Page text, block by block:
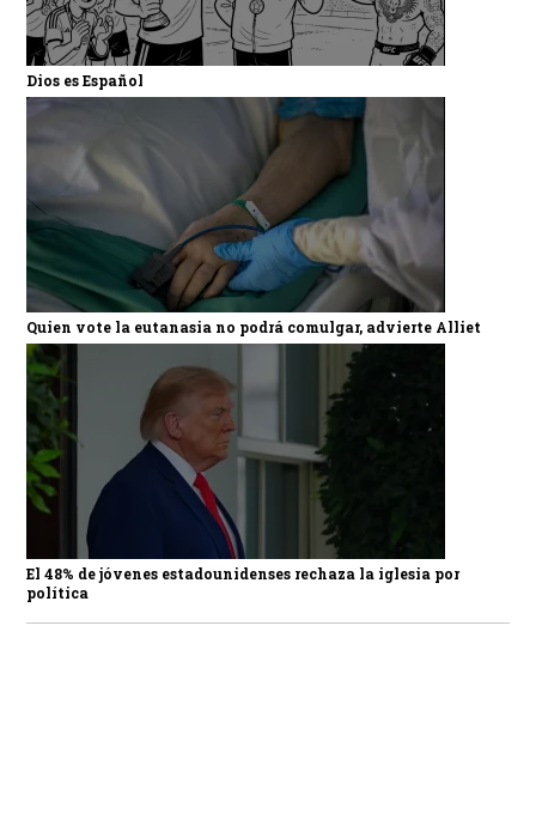
Dios es Español
Quien vote la eutanasia no podrá comulgar, advierte Alliet
El 48% de jóvenes estadounidenses rechaza la iglesia por
política